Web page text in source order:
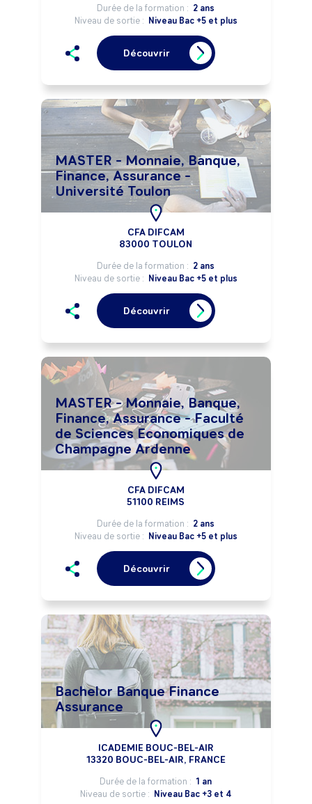
Durée de la formation : 2 ans
Niveau de sortie : Niveau Bac +5 et plus
Découvrir
MASTER - Monnaie, Banque,
Finance, Assurance -
Université Toulon
CFA DIFCAM
83000 TOULON
Durée de la formation : 2 ans
Niveau de sortie : Niveau Bac +5 et plus
Découvrir
MASTER - Monnaie, Banque,
Finance, Assurance - Faculté
de Sciences Economiques de
Champagne Ardenne
CFA DIFCAM
51100 REIMS
Durée de la formation : 2 ans
Niveau de sortie : Niveau Bac +5 et plus
Découvrir
Bachelor Banque Finance
Assurance
ICADEMIE BOUC-BEL-AIR
13320 BOUC-BEL-AIR, FRANCE
Durée de la formation : 1 an
Niveau de sortie : Niveau Bac +3 et 4